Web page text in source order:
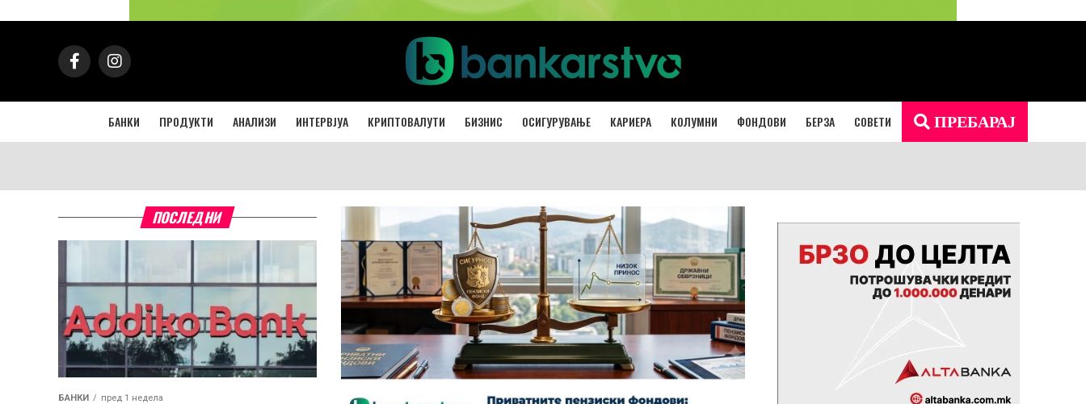
БАНКИ ПРОДУКТИ АНАЛИЗИ ИНТЕРВЈУА КРИПТОВАЛУТИ БИЗНИС ОСИГУРУВАЊЕ КАРИЕРА КОЛУМНИ ФОНДОВИ БЕРЗА СОВЕТИ ПРЕБАРАЈ
ПОСЛЕДНИ
БАНКИ пред 1 недела